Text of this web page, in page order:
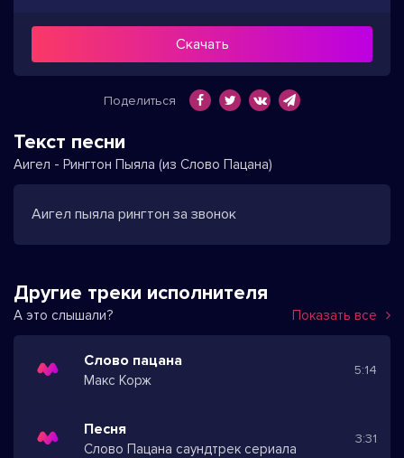
Скачать
Поделиться
Текст песни
Аигел - Рингтон Пыяла (из Слово Пацана)
Аигел пыяла рингтон за звонок
Другие треки исполнителя
А это слышали? Показать все
Слово пацана
Макс Корж
5:14
Песня
Слово Пацана саундтрек сериала
3:31